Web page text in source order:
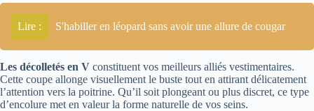
Lire : S'habiller en léopard sans avoir une allure de cougar
Les décolletés en V constituent vos meilleurs alliés vestimentaires.
Cette coupe allonge visuellement le buste tout en attirant délicatement
l’attention vers la poitrine. Qu’il soit plongeant ou plus discret, ce type
d’encolure met en valeur la forme naturelle de vos seins.